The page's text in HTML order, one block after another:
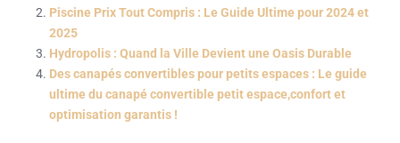
Piscine Prix Tout Compris : Le Guide Ultime pour 2024 et
2025
Hydropolis : Quand la Ville Devient une Oasis Durable
Des canapés convertibles pour petits espaces : Le guide
ultime du canapé convertible petit espace,confort et
optimisation garantis !